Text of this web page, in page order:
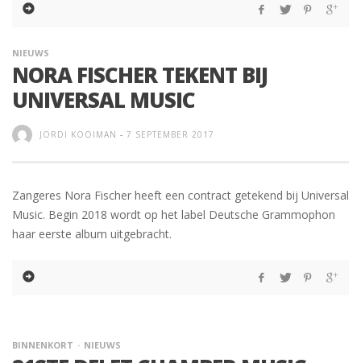
NIEUWS
NORA FISCHER TEKENT BIJ
UNIVERSAL MUSIC
JORDI KOOIMAN - 7 SEPTEMBER 2017
Zangeres Nora Fischer heeft een contract getekend bij Universal
Music. Begin 2018 wordt op het label Deutsche Grammophon
haar eerste album uitgebracht.
BINNENKORT NIEUWS